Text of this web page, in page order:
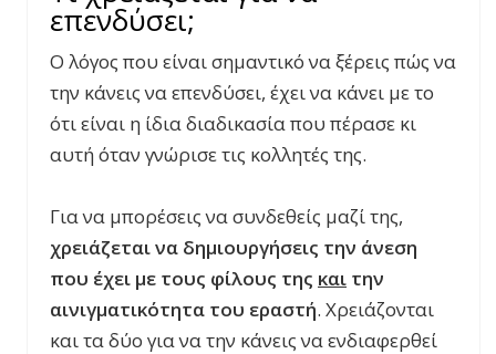
επενδύσει;
Ο λόγος που είναι σημαντικό να ξέρεις πώς να
την κάνεις να επενδύσει, έχει να κάνει με το
ότι είναι η ίδια διαδικασία που πέρασε κι
αυτή όταν γνώρισε τις κολλητές της.
Για να μπορέσεις να συνδεθείς μαζί της,
χρειάζεται να δημιουργήσεις την άνεση
που έχει με τους φίλους της και την
αινιγματικότητα του εραστή. Χρειάζονται
και τα δύο για να την κάνεις να ενδιαφερθεί